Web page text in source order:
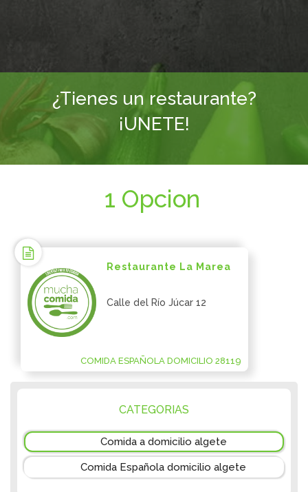
¿Tienes un restaurante?
¡UNETE!
1 Opcion
Restaurante La Marea
Calle del Río Júcar 12
COMIDA ESPAÑOLA DOMICILIO 28119
CATEGORIAS
Comida a domicilio algete
Comida Española domicilio algete